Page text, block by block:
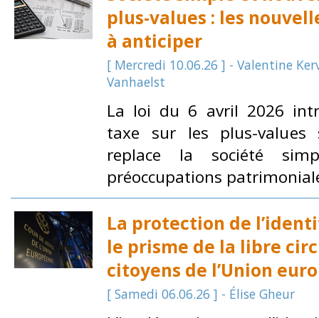
plus-values : les
à anticiper
[ Mercredi 10.06.26 ] - Valentine
Vanhaelst
La loi du 6 avril 2026
taxe sur les plus-values
replace la société
préoccupations
La protection de
le prisme de la libre
citoyens de l’Union
[ Samedi 06.06.26 ] - Élise Gheur